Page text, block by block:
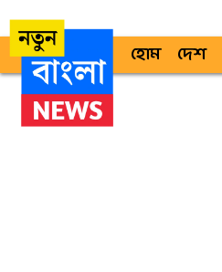
হোম দেশ